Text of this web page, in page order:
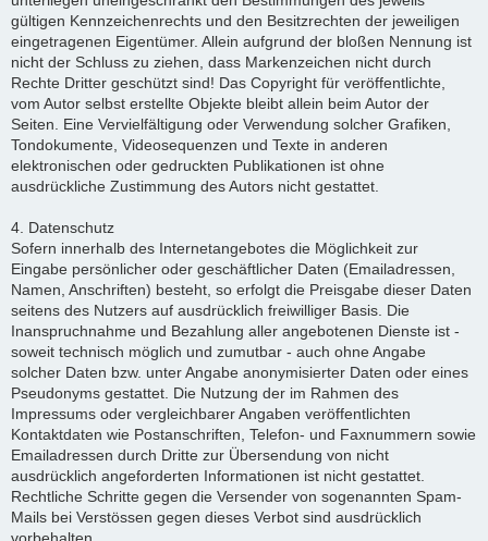
gültigen Kennzeichenrechts und den Besitzrechten der jeweiligen
eingetragenen Eigentümer. Allein aufgrund der bloßen Nennung ist
nicht der Schluss zu ziehen, dass Markenzeichen nicht durch
Rechte Dritter geschützt sind! Das Copyright für veröffentlichte,
vom Autor selbst erstellte Objekte bleibt allein beim Autor der
Seiten. Eine Vervielfältigung oder Verwendung solcher Grafiken,
Tondokumente, Videosequenzen und Texte in anderen
elektronischen oder gedruckten Publikationen ist ohne
ausdrückliche Zustimmung des Autors nicht gestattet.
4. Datenschutz
Sofern innerhalb des Internetangebotes die Möglichkeit zur
Eingabe persönlicher oder geschäftlicher Daten (Emailadressen,
Namen, Anschriften) besteht, so erfolgt die Preisgabe dieser Daten
seitens des Nutzers auf ausdrücklich freiwilliger Basis. Die
Inanspruchnahme und Bezahlung aller angebotenen Dienste ist -
soweit technisch möglich und zumutbar - auch ohne Angabe
solcher Daten bzw. unter Angabe anonymisierter Daten oder eines
Pseudonyms gestattet. Die Nutzung der im Rahmen des
Impressums oder vergleichbarer Angaben veröffentlichten
Kontaktdaten wie Postanschriften, Telefon- und Faxnummern sowie
Emailadressen durch Dritte zur Übersendung von nicht
ausdrücklich angeforderten Informationen ist nicht gestattet.
Rechtliche Schritte gegen die Versender von sogenannten Spam-
Mails bei Verstössen gegen dieses Verbot sind ausdrücklich